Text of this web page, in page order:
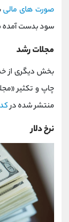
صورت های مالی
سود بدست آمده
مجلات رشد
بخش دیگری از
چاپ و تکثیر
منتشر شده در
نرخ دلار